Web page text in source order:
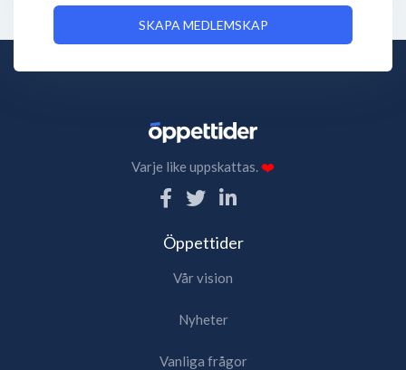
SKAPA MEDLEMSKAP
Varje like uppskattas.❤️
Öppettider
Vår vision
Nyheter
Vanliga frågor